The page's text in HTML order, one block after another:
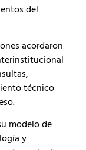
del
acordaron
técnico
modelo de
y